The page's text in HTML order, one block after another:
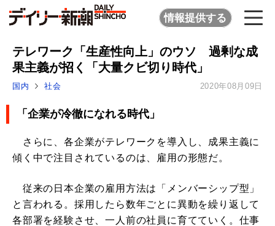
情報提供する
テレワーク「生産性向上」のウソ 過剰な成
果主義が招く「大量クビ切り時代」
国内 社会 2020年08月09日
「企業が冷徹になれる時代」
さらに、各企業がテレワークを導入し、成果主義に
傾く中で注目されているのは、雇用の形態だ。
従来の日本企業の雇用方法は「メンバーシップ型」
と言われる。採用したら数年ごとに異動を繰り返して
各部署を経験させ、一人前の社員に育てていく。仕事